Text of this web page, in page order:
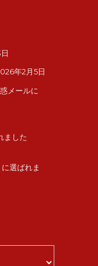
年2月5日
メールに
ました
選ばれま